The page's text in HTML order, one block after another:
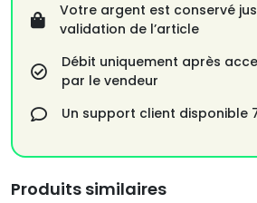
Votre argent est conservé
validation de l’article
Débit uniquement après
par le vendeur
Un support client disponible
Produits similaires